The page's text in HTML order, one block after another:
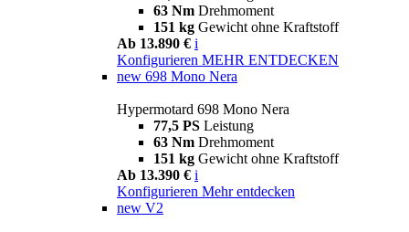
63 Nm Drehmoment
151 kg Gewicht ohne Kraftstoff
Ab 13.890 € i
Konfigurieren MEHR ENTDECKEN
new 698 Mono Nera
Hypermotard 698 Mono Nera
77,5 PS Leistung
63 Nm Drehmoment
151 kg Gewicht ohne Kraftstoff
Ab 13.390 € i
Konfigurieren Mehr entdecken
new V2